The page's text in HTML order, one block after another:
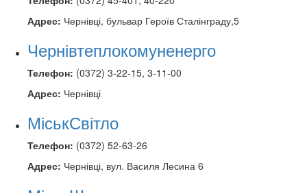
Адрес: Чернівці, бульвар Героїв Сталінграду,5
Чернівтеплокомуненерго
Телефон: (0372) 3-22-15, 3-11-00
Адрес: Чернівці
МіськСвітло
Телефон: (0372) 52-63-26
Адрес: Чернівці, вул. Василя Лесина 6